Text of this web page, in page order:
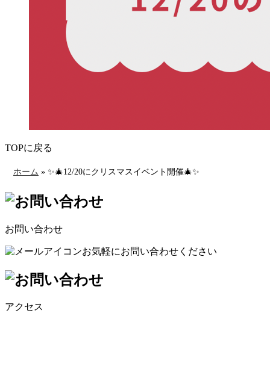
TOPに戻る
ホーム » ✨🎄12/20にクリスマスイベント開催🎄✨
お問い合わせ
お気軽にお問い合わせください
アクセス